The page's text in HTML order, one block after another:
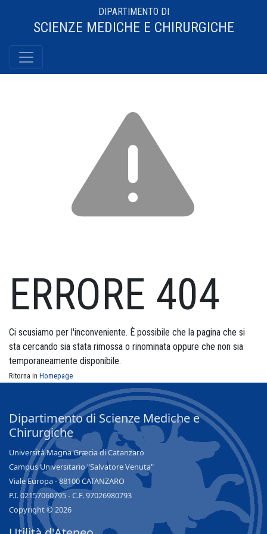
DIPARTIMENTO DI
SCIENZE MEDICHE E CHIRURGICHE
ERRORE 404
Ci scusiamo per l'inconveniente. È possibile che la pagina che si
sta cercando sia stata rimossa o rinominata oppure che non sia
temporaneamente disponibile.
Ritorna in Homepage
Dipartimento di Scienze Mediche e
Chirurgiche
Università Magna Græcia di Catanzaro
Campus Universitario "Salvatore Venuta"
Viale Europa - 88100 CATANZARO
P.I. 02157060795 - C.F. 97026980793
Copyright © 2026